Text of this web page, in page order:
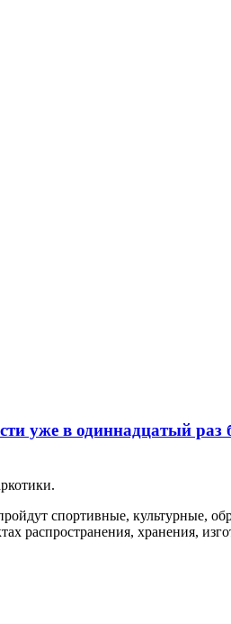
уже в одиннадцатый
спортивные, культурные,
распространения, хранения,